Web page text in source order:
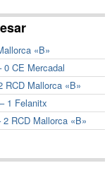
«B»
0 CE Mercadal
RCD Mallorca «B»
1 Felanitx
RCD Mallorca «B»